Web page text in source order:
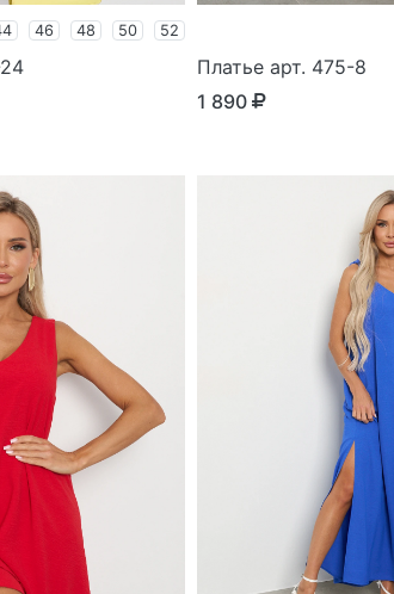
46 48 50 52
Платье арт. 475-8
1 890